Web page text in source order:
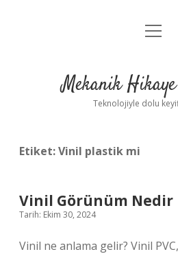
Anasayfa
Yasal
menüyü
Mekanik
Teknolojiyle dolu
Etiket:Vinil plastik mi
Vinil Görünüm Nedir
Tarih: Ekim 30, 2024
Vinil ne anlama gelir? Vinil